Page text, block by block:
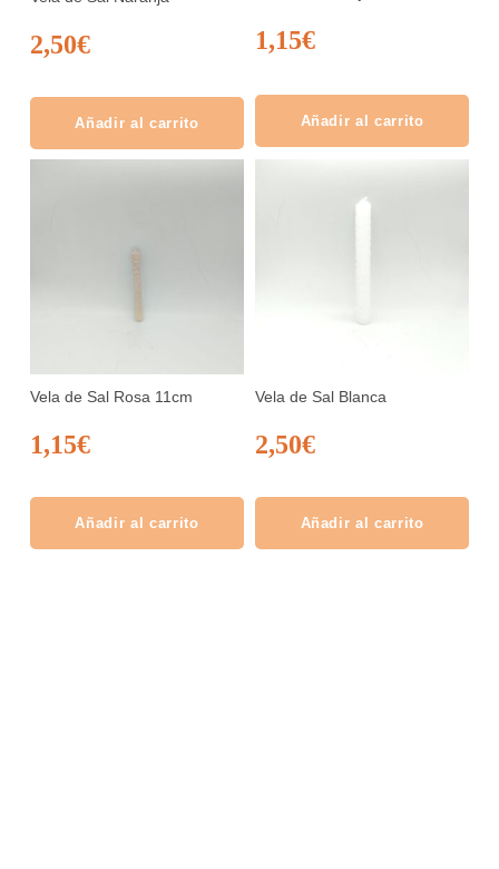
2,50€
Añadir al carrito
1,15€
Añadir al carrito
Vela de Sal Rosa 11cm
1,15€
Añadir al carrito
Vela de Sal Blanca
2,50€
Añadir al carrito